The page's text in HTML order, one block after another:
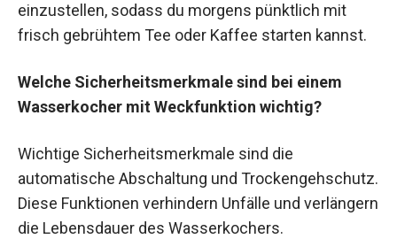
einzustellen, sodass du morgens pünktlich mit
frisch gebrühtem Tee oder Kaffee starten kannst.
Welche Sicherheitsmerkmale sind bei einem
Wasserkocher mit Weckfunktion wichtig?
Wichtige Sicherheitsmerkmale sind die
automatische Abschaltung und Trockengehschutz.
Diese Funktionen verhindern Unfälle und verlängern
die Lebensdauer des Wasserkochers.